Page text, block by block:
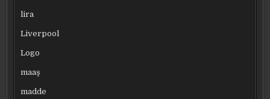
lira
Liverpool
Logo
maaş
madde